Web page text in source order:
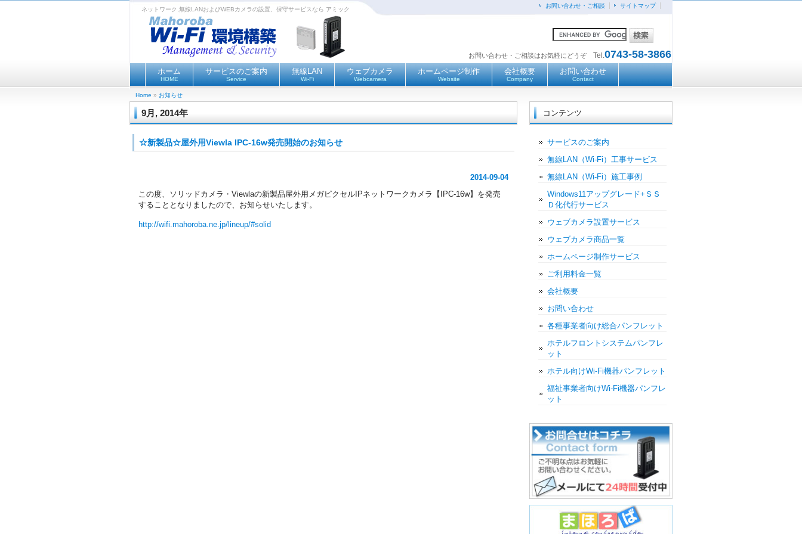
ネットワーク,無線LANおよびWEBカメラの設置、保守サービスなら アミック
お問い合わせ・ご相談はお気軽にどうぞ Tel.0743-58-3866
お問い合わせ・ご相談 サイトマップ
ホーム
HOME
サービスのご案内
Service
無線LAN
Wi-Fi
ウェブカメラ
Webcamera
ホームページ制作
Website
会社概要
Company
お問い合わせ
Contact
Home » お知らせ
9月, 2014年
☆新製品☆屋外用Viewla IPC-16w発売開始のお知らせ
2014-09-04
この度、ソリッドカメラ・Viewlaの新製品屋外用メガピクセルIPネットワークカメラ【IPC-16w】を発売
することとなりましたので、お知らせいたします。
http://wifi.mahoroba.ne.jp/lineup/#solid
コンテンツ
サービスのご案内
無線LAN（Wi-Fi）工事サービス
無線LAN（Wi-Fi）施工事例
Windows11アップグレード+ＳＳ
Ｄ化代行サービス
ウェブカメラ設置サービス
ウェブカメラ商品一覧
ホームページ制作サービス
ご利用料金一覧
会社概要
お問い合わせ
各種事業者向け総合パンフレット
ホテルフロントシステムパンフレ
ット
ホテル向けWi-Fi機器パンフレット
福祉事業者向けWi-Fi機器パンフレ
ット